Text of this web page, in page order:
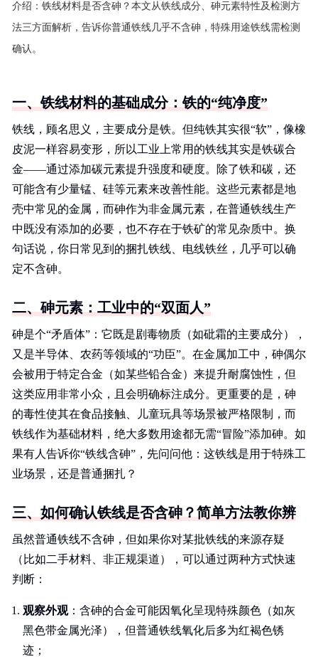
介绍： 铁线材料是否含砷？本文从铁线成分、砷元素特性及检测方
法三方面解析，告诉你普通铁线几乎不含砷，特殊用途铁线需检测
确认。
一、铁线材料的基础成分：铁的“纯净度”
铁线，顾名思义，主要成分是铁。但纯铁其实很“软”，像橡
皮泥一样容易变形，所以工业上常用的铁线其实是铁碳合
金——通过添加碳元素提升强度和硬度。除了铁和碳，还
可能含有少量锰、硅等元素来改善性能。这些元素都是地
壳中常见的金属，而砷作为非金属元素，在普通铁线生产
中既没有添加的必要，也不存在于铁矿的常见杂质中。换
句话说，你日常见到的捆扎铁线、电线铁丝，几乎可以确
定不含砷。
二、砷元素：工业中的“双面人”
砷是个“矛盾体”：它既是剧毒物质（如砒霜的主要成分），
又是半导体、农药等领域的“功臣”。在金属加工中，砷偶尔
会被用于特定合金（如某些铅合金）来提升耐腐蚀性，但
这类应用非常小众，且会明确标注成分。更重要的是，砷
的毒性使其在食品接触、儿童玩具等场景被严格限制，而
铁线作为基础材料，绝大多数用途都无需“冒险”添加砷。如
果有人告诉你“铁线含砷”，先问问他：这铁线是用于特殊工
业场景，还是普通捆扎？
三、如何确认铁线是否含砷？简单方法教你辨
虽然普通铁线不含砷，但如果你对某批铁线的来源存疑
（比如二手材料、非正规渠道），可以通过两种方式快速
判断：
观察外观：含砷的合金可能因氧化呈现特殊颜色（如灰
黑色带金属光泽），但普通铁线氧化后多为红褐色锈
迹；